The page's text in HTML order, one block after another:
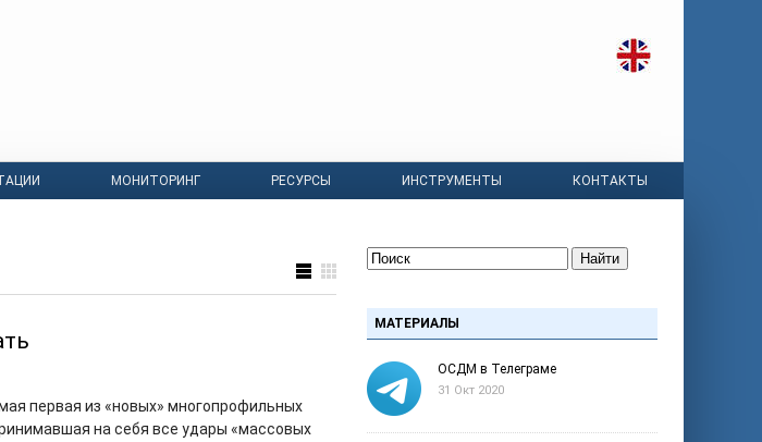
МОНИТОРИНГ РЕСУРСЫ ИНСТРУМЕНТЫ КОНТАКТЫ
первая из «новых» многопрофильных
на себя все удары «массовых
Найти
МАТЕРИАЛЫ
ОСДМ в Телеграме
31 Окт 2020